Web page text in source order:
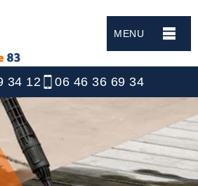
MENU
34 12 06 46 36 69 34